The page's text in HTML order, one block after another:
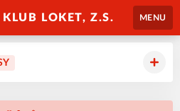
LOKET, Z.S. MENU